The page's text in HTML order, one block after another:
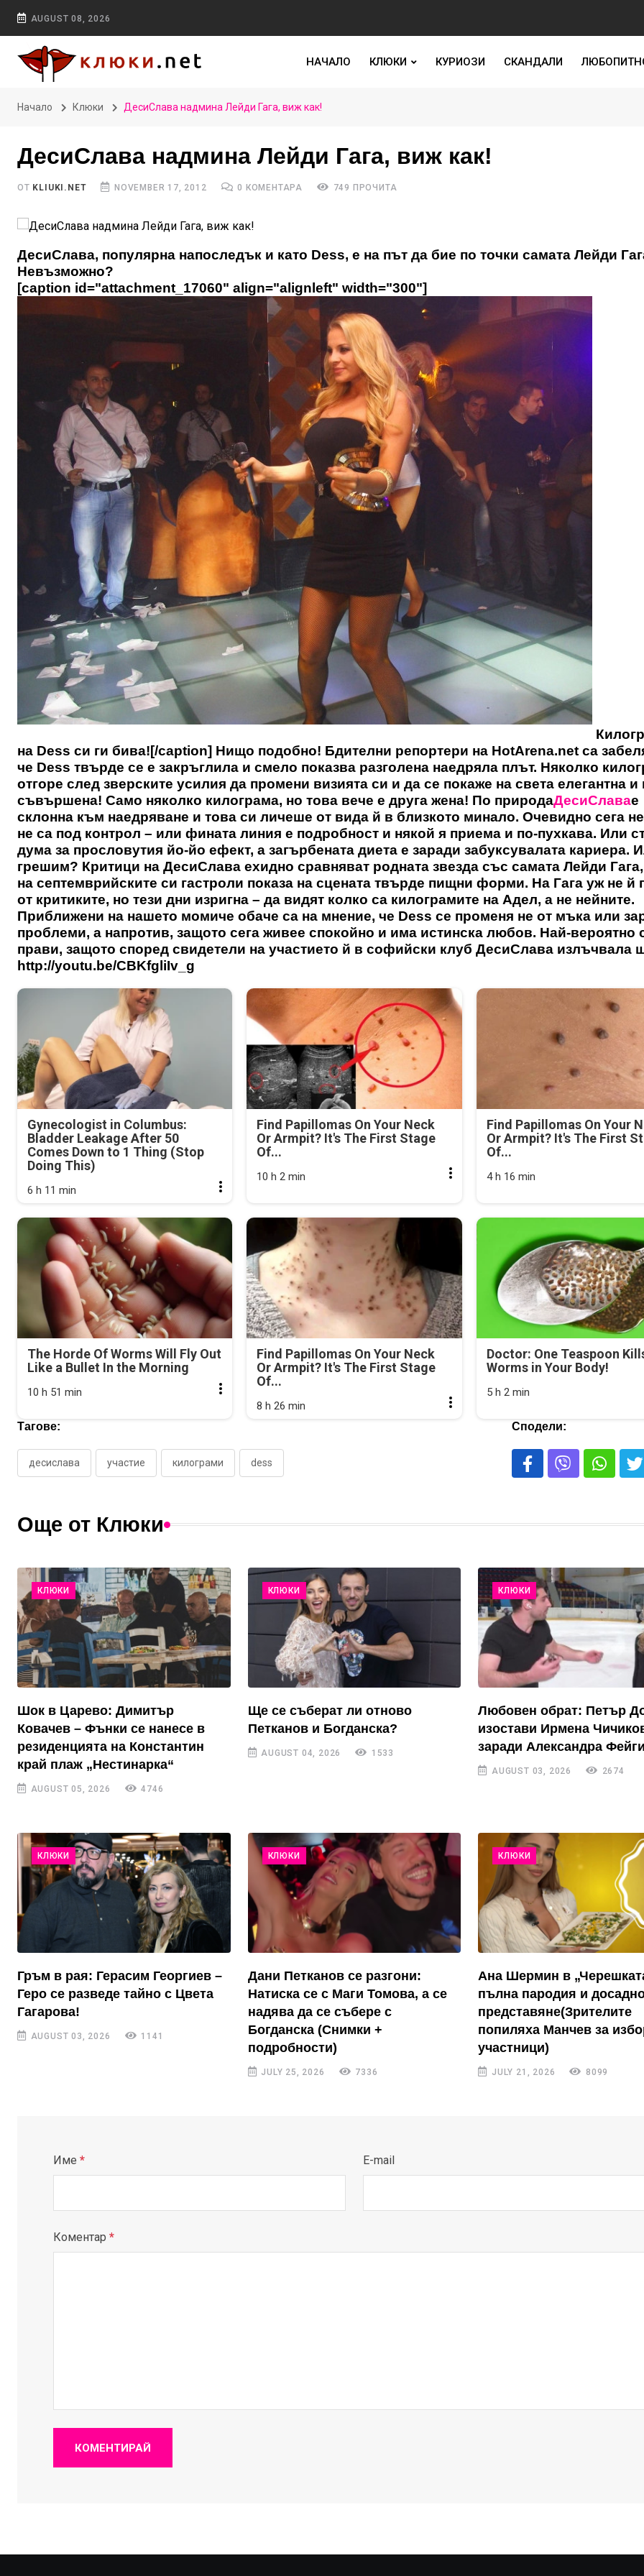
AUGUST 08, 2026
НАЧАЛО КЛЮКИ КУРИОЗИ СКАНДАЛИ
Начало Клюки ДесиСлава надмина Лейди Гага, виж как!
ДесиСлава надмина Лейди Гага, виж как!
ОТ KLIUKI.NET NOVEMBER 17, 2012 0 КОМЕНТАРА 749 ПРОЧИТА
ДесиСлава, популярна напоследък и като Dess, е на път да бие по точки самата Лейди
Невъзможно?
[caption id="attachment_17060" align="alignleft" width="300"]
на Dess си ги бива![/caption] Нищо подобно! Бдителни репортери на HotArena.net са
че Dess твърде се е закръглила и смело показва разголена наедряла плът. Няколко
отгоре след зверските усилия да промени визията си и да се покаже на света елегантна и
съвършена! Само няколко килограма, но това вече е друга жена! По природаДесиСлавае
склонна към наедряване и това си личеше от вида й в близкото минало. Очевидно сега
не са под контрол – или фината линия е подробност и някой я приема и по-пухкава. Или
дума за прословутия йо-йо ефект, а загърбената диета е заради забуксувалата кариера.
грешим? Критици на ДесиСлава ехидно сравняват родната звезда със самата Лейди
на септемврийските си гастроли показа на сцената твърде пищни форми. На Гага уж не й
от критиките, но тези дни изригна – да видят колко са килограмите на Адел, а не нейните.
Приближени на нашето момиче обаче са на мнение, че Dess се променя не от мъка или
проблеми, а напротив, защото сега живее спокойно и има истинска любов. Най-вероятно
прави, защото според свидетели на участието й в софийски клуб ДесиСлава излъчвала
http://youtu.be/CBKfgliIv_g
Gynecologist in Columbus:
Bladder Leakage After 50
Comes Down to 1 Thing (Stop
Doing This)
6 h 11 min
Find Papillomas On Your Neck
Or Armpit? It's The First Stage
Of...
10 h 2 min
Find Papillomas On Your
Or Armpit? It's The First
Of...
4 h 16 min
The Horde Of Worms Will Fly Out
Like a Bullet In the Morning
10 h 51 min
Find Papillomas On Your Neck
Or Armpit? It's The First Stage
Of...
8 h 26 min
Doctor: One Teaspoon
Worms in Your Body!
5 h 2 min
Тагове:
десислава участие килограми dess
Сподели:
Още от Клюки
КЛЮКИ
Шок в Царево: Димитър
Ковачев – Фънки се нанесе в
резиденцията на Константин
край плаж „Нестинарка“
AUGUST 05, 2026 4746
КЛЮКИ
Ще се съберат ли отново
Петканов и Богданска?
AUGUST 04, 2026 1533
КЛЮКИ
Любовен обрат: Петър
изостави Ирмена
заради Александра
AUGUST 03, 2026 2674
КЛЮКИ
Гръм в рая: Герасим Георгиев –
Геро се разведе тайно с Цвета
Гагарова!
AUGUST 03, 2026 1141
КЛЮКИ
Дани Петканов се разгони:
Натиска се с Маги Томова, а се
надява да се събере с
Богданска (Снимки +
подробности)
JULY 25, 2026 7336
КЛЮКИ
Ана Шермин в
пълна пародия и
представяне(Зрителите
попиляха Манчев за
участници)
JULY 21, 2026 8099
Име * E-mail
Коментар *
КОМЕНТИРАЙ